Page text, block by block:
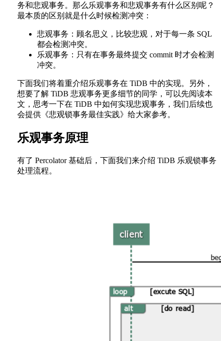
务和悲观事务。那么乐观事务和悲观事务有什么区别呢？
最本质的区别就是什么时候检测冲突：
悲观事务：顾名思义，比较悲观，对于每一条 SQL
都会检测冲突。
乐观事务：只有在事务最终提交 commit 时才会检测
冲突。
下面我们将着重介绍乐观事务在 TiDB 中的实现。另外，
想要了解 TiDB 悲观事务更多细节的同学，可以先阅读本
文，思考一下在 TiDB 中如何实现悲观事务，我们后续也
会提供《悲观锁事务最佳实践》给大家参考。
乐观事务原理
有了 Percolator 基础后，下面我们来介绍 TiDB 乐观锁事务
处理流程。